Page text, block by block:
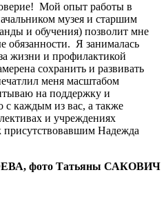
Мой опыт работы в
музея и старшим
и обучения) позволит мне
обязанности. Я занималась
жизни и профилактикой
сохранить и развивать
меня масштабом
на поддержку и
с каждым из вас, а также
и учреждениях
присутствовавшим Надежда
фото Татьяны САКОВИЧ